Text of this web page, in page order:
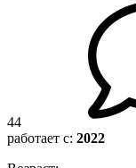
44
работает с: 2022